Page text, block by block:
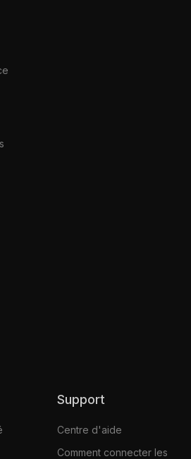
Support
Centre d'aide
Comment connecter les